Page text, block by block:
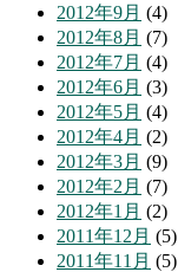
2012年9月 (4)
2012年8月 (7)
2012年7月 (4)
2012年6月 (3)
2012年5月 (4)
2012年4月 (2)
2012年3月 (9)
2012年2月 (7)
2012年1月 (2)
2011年12月 (5)
2011年11月 (5)